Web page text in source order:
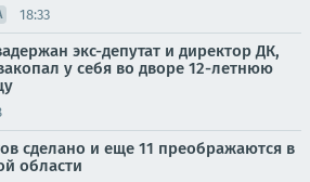
18:33
экс-депутат и директор ДК,
у себя во дворе 12-летнюю
сделано и еще 11 преображаются в
области